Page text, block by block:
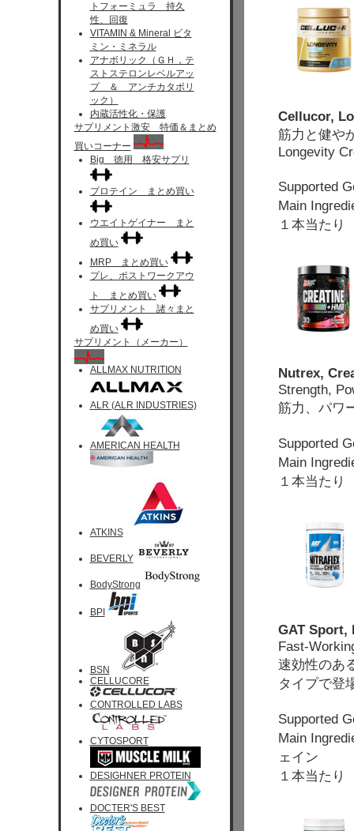
トフォーミュラ 持久
性、回復
VITAMIN & Mineral ビタ
ミン・ミネラル
アナボリック（ＧＨ，テ
ストステロンレベルアッ
プ ＆ アンチカタボリ
ック）
内蔵活性化・保護
サプリメント激安 特価＆まとめ
買いコーナー
Big 徳用 格安サプリ
プロテイン まとめ買い
ウエイトゲイナー まと
め買い
MRP まとめ買い
プレ、ポストワークアウ
ト まとめ買い
サプリメント 諸々まと
め買い
サプリメント（メーカー）
ALLMAX NUTRITION
ALR (ALR INDUSTRIES)
AMERICAN HEALTH
ATKINS
BEVERLY
BodyStrong
BPI
BSN
CELLUCORE
CONTROLLED LABS
CYTOSPORT
DESIGHNER PROTEIN
DOCTER'S BEST
Cellucor,
筋力と健や
Longevity
Supported
Main
１本当た
Nutrex,
Strength,
筋力、パワ
Supported
Main
１本当た
GAT Sport,
Fast-
速効性のあ
タイプで登
Supported
Main
ェイン
１本当た